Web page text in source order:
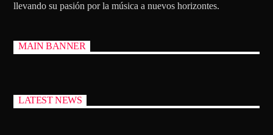
llevando su pasión por la música a nuevos horizontes.
MAIN BANNER
LATEST NEWS